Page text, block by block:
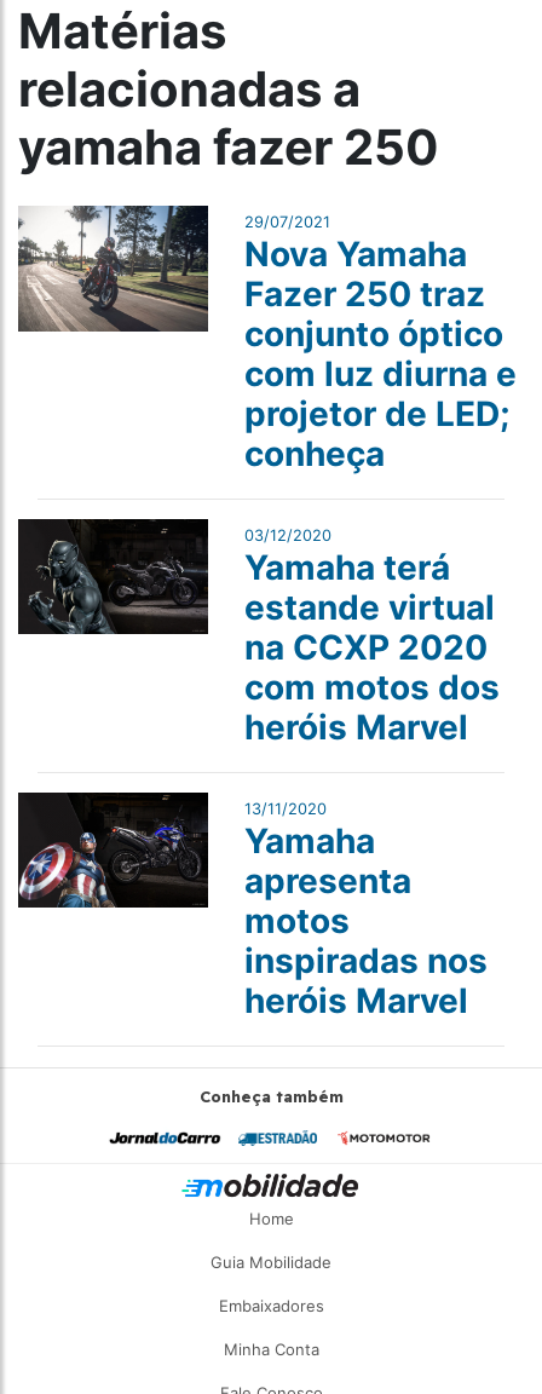
Matérias
relacionadas a
yamaha fazer 250
29/07/2021
Nova Yamaha
Fazer 250 traz
conjunto óptico
com luz diurna e
projetor de LED;
conheça
03/12/2020
Yamaha terá
estande virtual
na CCXP 2020
com motos dos
heróis Marvel
13/11/2020
Yamaha
apresenta
motos
inspiradas nos
heróis Marvel
Conheça também
Home
Guia Mobilidade
Embaixadores
Minha Conta